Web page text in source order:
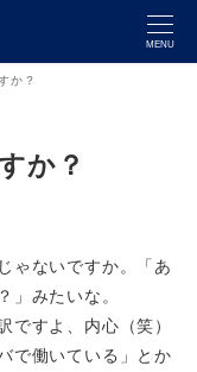
MENU
か？
か？
ゃないですか。「あ
みたいな。
すよ、内心（笑）
で働いている」とか